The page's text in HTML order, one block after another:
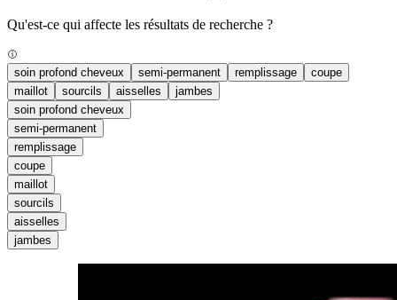
Qu'est-ce qui affecte les résultats de recherche ?
soin profond cheveux semi-permanent remplissage
coupe
maillot
sourcils aisselles
jambes
soin profond cheveux
semi-permanent
remplissage
coupe
maillot
sourcils
aisselles
jambes